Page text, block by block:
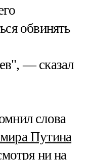
обвинять
— сказал
слова
Путина
ни на